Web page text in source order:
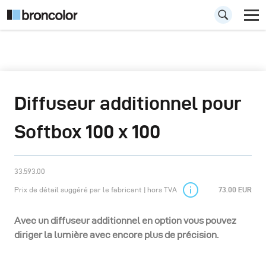
Diffuseur additionnel pour
Softbox 100 x 100
33.593.00
Prix de détail suggéré par le fabricant | hors TVA 73.00 EUR
Avec un diffuseur additionnel en option vous pouvez
diriger la lumière avec encore plus de précision.